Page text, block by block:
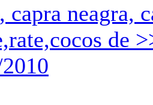
capra neagra,
de